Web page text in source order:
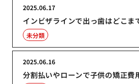
インビザラインで出っ歯はどこま
2025.06.17
未分類
分割払いやローンで子供の矯正費
2025.06.16